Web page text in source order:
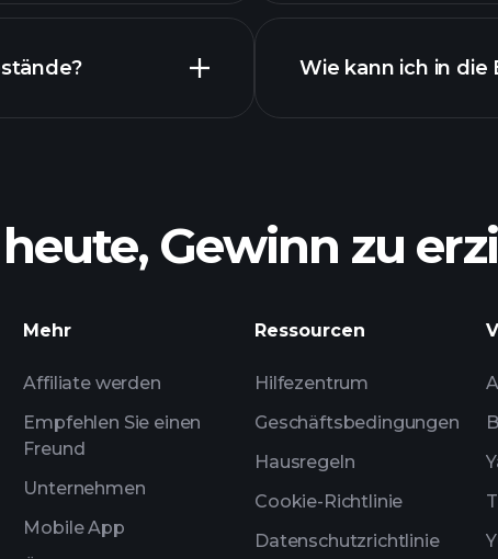
Chart
Wie kann ich in die
Gewinn zu
Mehr
Affiliate werden
Empfehlen Sie einen
Freund
Unternehmen
Mobile App
Ressourcen
Hilfezentrum
Geschäftsbedingungen
Hausregeln
Cookie-Richtlinie
Datenschutzrichtlinie